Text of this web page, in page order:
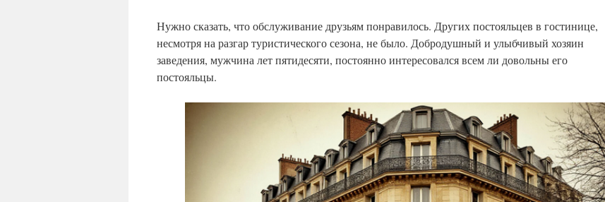
Нужно сказать, что обслуживание друзьям понравилось. Других постояльцев в гостинице,
несмотря на разгар туристического сезона, не было. Добродушный и улыбчивый хозяин
заведения, мужчина лет пятидесяти, постоянно интересовался всем ли довольны его
постояльцы.